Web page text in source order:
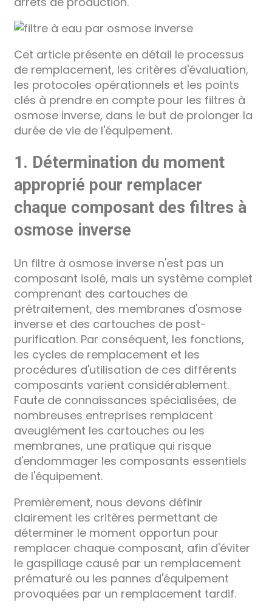
Cet article présente en détail le processus
de remplacement, les critères d'évaluation,
les protocoles opérationnels et les points
clés à prendre en compte pour les filtres à
osmose inverse, dans le but de prolonger la
durée de vie de l'équipement.
1. Détermination du moment
approprié pour remplacer
chaque composant des filtres à
osmose inverse
Un filtre à osmose inverse n'est pas un
composant isolé, mais un système complet
comprenant des cartouches de
prétraitement, des membranes d'osmose
inverse et des cartouches de post-
purification. Par conséquent, les fonctions,
les cycles de remplacement et les
procédures d'utilisation de ces différents
composants varient considérablement.
Faute de connaissances spécialisées, de
nombreuses entreprises remplacent
aveuglément les cartouches ou les
membranes, une pratique qui risque
d'endommager les composants essentiels
de l'équipement.
Premièrement, nous devons définir
clairement les critères permettant de
déterminer le moment opportun pour
remplacer chaque composant, afin d'éviter
le gaspillage causé par un remplacement
prématuré ou les pannes d'équipement
provoquées par un remplacement tardif.